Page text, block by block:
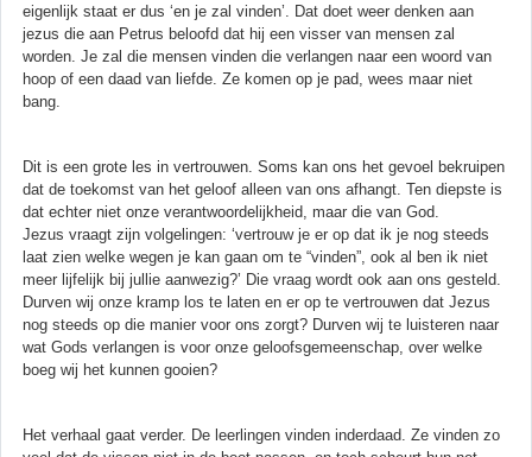
eigenlijk staat er dus ‘en je zal vinden’. Dat doet weer denken aan
jezus die aan Petrus beloofd dat hij een visser van mensen zal
worden. Je zal die mensen vinden die verlangen naar een woord van
hoop of een daad van liefde. Ze komen op je pad, wees maar niet
bang.
Dit is een grote les in vertrouwen. Soms kan ons het gevoel bekruipen
dat de toekomst van het geloof alleen van ons afhangt. Ten diepste is
dat echter niet onze verantwoordelijkheid, maar die van God.
Jezus vraagt zijn volgelingen: ‘vertrouw je er op dat ik je nog steeds
laat zien welke wegen je kan gaan om te “vinden”, ook al ben ik niet
meer lijfelijk bij jullie aanwezig?’ Die vraag wordt ook aan ons gesteld.
Durven wij onze kramp los te laten en er op te vertrouwen dat Jezus
nog steeds op die manier voor ons zorgt? Durven wij te luisteren naar
wat Gods verlangen is voor onze geloofsgemeenschap, over welke
boeg wij het kunnen gooien?
Het verhaal gaat verder. De leerlingen vinden inderdaad. Ze vinden zo